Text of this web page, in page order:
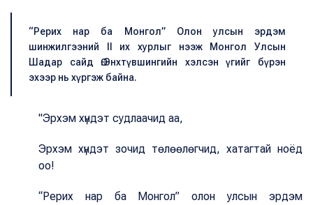
“Рерих нар ба Монгол” Олон улсын эрдэм
шинжилгээний II их хурлыг нээж Монгол Улсын
Шадар сайд Ө.Энхтүвшингийн хэлсэн үгийг бүрэн
эхээр нь хүргэж байна.
"Эрхэм хүндэт судлаачид аа,
Эрхэм хүндэт зочид төлөөлөгчид, хатагтай ноёд
оо!
“Рерих нар ба Монгол” олон улсын эрдэм